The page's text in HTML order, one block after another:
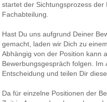
startet der Sichtungsprozess
Fachabteilung.
Hast Du uns aufgrund Deiner
gemacht, laden wir Dich zu
Abhängig von der Position kann
Bewerbungsgespräch folgen.
Entscheidung und teilen Dir
Da für einzelne Positionen der